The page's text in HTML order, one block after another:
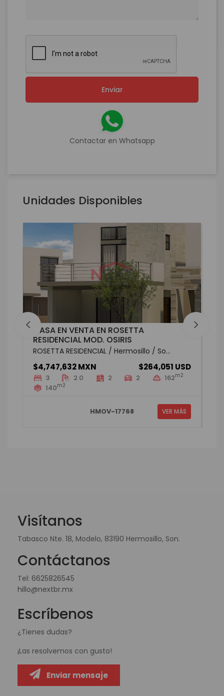
Enviar
Contactar en Whatsapp
Unidades Disponibles
CASA EN VENTA EN ROSETTA
RESIDENCIAL MOD. OSIRIS
ROSETTA RESIDENCIAL / Hermosillo / So...
$4,747,632 MXN $264,051 USD
3 2.0 2 2 162m2
140m2
HMOV-17768 VER MÁS
Visítanos
Tabasco Nte. 18, Modelo, 83190 Hermosillo, Son.
Contáctanos
Tel: 6625826545
hillo@nextbr.mx
Escríbenos
¿Tienes dudas?
¡Las resolvemos con gusto!
Enviar mensaje